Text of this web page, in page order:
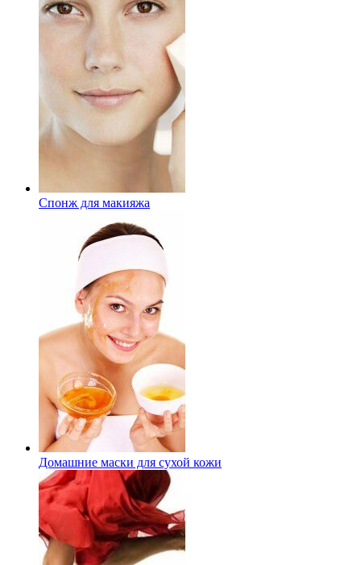
Спонж для макияжа
Домашние маски для сухой кожи